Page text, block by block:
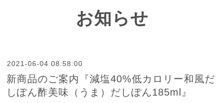
お知らせ
2021-06-04 08:58:00
新商品のご案内『減塩40%低カロリー和風だ
しぽん酢美味（うま）だしぽん185ml』